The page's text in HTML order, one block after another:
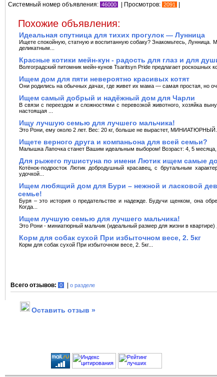
Системный номер объявления: 46000 | Просмотров: 2091 |
Похожие объявления:
Идеальная спутница для тихих прогулок — Лунница
Ищете спокойную, статную и воспитанную собаку? Знакомьтесь, Лунница.
деликатным...
Красные котики мейн-кун - радость для глаз и для
Волгоградский питомник мейн-кунов Tsaritsyn Pride предлагает роскошных
Ищем дом для пяти невероятно красивых котят
Они родились на обычных дачах, где живет их мама — самая простая, но
Ищем самый добрый и надёжный дом для Чарли
В связи с переездом и сложностями с перевозкой животного, хозяйка
настоящая ...
Ищу лучшую семью для лучшего мальчика!
Это Рони, ему около 2 лет. Вес: 20 кг, больше не вырастет, МИНИАТЮРНЫЙ.
Ищете верного друга и компаньона для всей семьи?
Малышка Лапочка станет Вашим идеальным выбором! Возраст: 4, 5 месяца,
Для рыжего пушистуна по имени Лютик ищем самые
Котёнок-подросток Лютик добродушный красавец, с брутальным
удочкой...
Ищем любящий дом для Бури – нежной и ласковой
семье!
Буря – это история о предательстве и надежде. Будучи щенком, она
Когда...
Ищем лучшую семью для лучшего мальчика!
Это Рони - миниатюрный мальчик (идеальный размер для жизни в кваpтире) ,
Корм для собак сухой При избыточном весе, 2. 5кг
Корм для собак сухой При избыточном весе, 2. 5кг...
Всего отзывов: 0 | о разделе
Оставить отзыв »